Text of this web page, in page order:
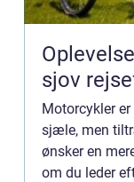
sjov
Motorcykler
sjæle, men
ønsker en
om du leder